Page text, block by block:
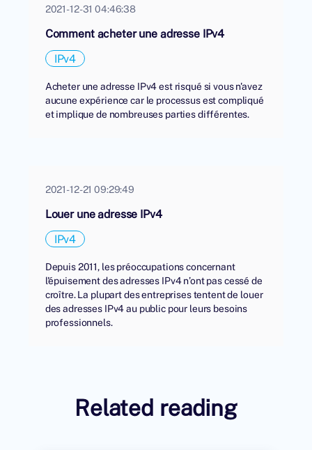
2021-12-31 04:46:38
Comment acheter une adresse IPv4
IPv4
Acheter une adresse IPv4 est risqué si vous n'avez
aucune expérience car le processus est compliqué
et implique de nombreuses parties différentes.
2021-12-21 09:29:49
Louer une adresse IPv4
IPv4
Depuis 2011, les préoccupations concernant
l'épuisement des adresses IPv4 n’ont pas cessé de
croître. La plupart des entreprises tentent de louer
des adresses IPv4 au public pour leurs besoins
professionnels.
Related reading